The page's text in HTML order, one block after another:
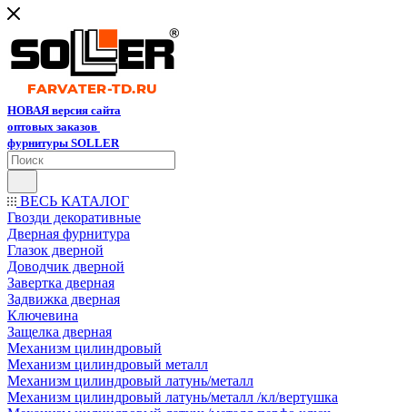
НОВАЯ версия сайта
оптовых заказов
фурнитуры SOLLER
ВЕСЬ КАТАЛОГ
Гвозди декоративные
Дверная фурнитура
Глазок дверной
Доводчик дверной
Завертка дверная
Задвижка дверная
Ключевина
Защелка дверная
Механизм цилиндровый
Механизм цилиндровый металл
Механизм цилиндровый латунь/металл
Механизм цилиндровый латунь/металл /кл/вертушка